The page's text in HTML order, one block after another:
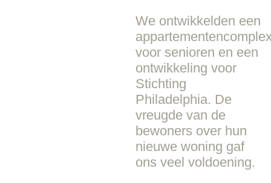
We ontwikkelden een
voor senioren en een
ontwikkeling voor
Stichting
Philadelphia. De
vreugde van de
bewoners over hun
nieuwe woning gaf
ons veel voldoening.